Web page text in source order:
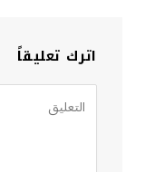
اترك تعليقاً